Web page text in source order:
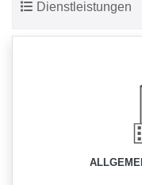
Dienstleistungen